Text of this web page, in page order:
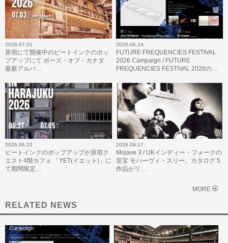
2026.07.01
原宿にて開催中のビートインクのポッ
プアップにて ボーズ・オブ・カナダ
最新アルバ…
2026.06.24
FUTURE FREQUENCIES FESTIVAL
2026 Campaign / FUTURE
FREQUENCIES FESTIVAL 2026の…
2026.06.22
ビートインクのポップアップが原宿ク
エスト4階カフェ 「YET(イエット)」に
て期間限定…
2026.06.17
Mojave 3 / UKインディー・フォークの
至宝 モハーヴィ・スリー。カタログ 5
作品がリ…
MORE
RELATED NEWS